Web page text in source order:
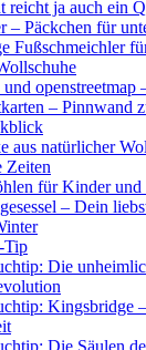
reicht ja auch ein
– Päckchen für
Fußschmeichler
und openstreetmap
– Pinnwand
aus natürlicher
Zeiten
für Kinder und
– Dein
Tip
Die
Kingsbridge
Die Säulen